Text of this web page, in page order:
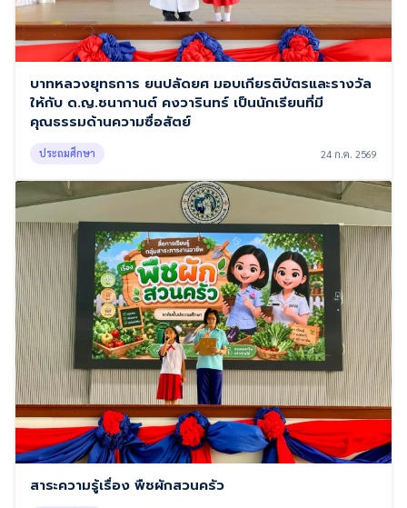
บาทหลวงยุทธการ ยนปลัดยศ มอบเกียรติบัตรและรางวัล
ให้กับ ด.ญ.ชนากานต์ คงวารินทร์ เป็นนักเรียนที่มี
คุณธรรมด้านความซื่อสัตย์
ประถมศึกษา 24 ก.ค. 2569
สาระความรู้เรื่อง พืชผักสวนครัว